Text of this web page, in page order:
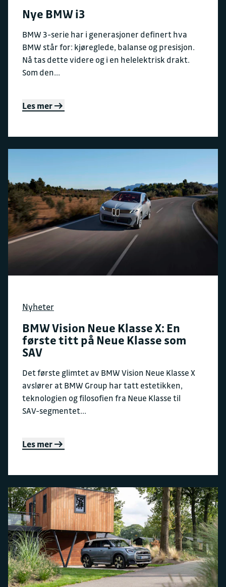
Nye BMW i3
BMW 3-serie har i generasjoner definert hva
BMW står for: kjøreglede, balanse og presisjon.
Nå tas dette videre og i en helelektrisk drakt.
Som den...
Les mer
Nyheter
BMW Vision Neue Klasse X: En
første titt på Neue Klasse som
SAV
Det første glimtet av BMW Vision Neue Klasse X
avslører at BMW Group har tatt estetikken,
teknologien og filosofien fra Neue Klasse til
SAV-segmentet...
Les mer